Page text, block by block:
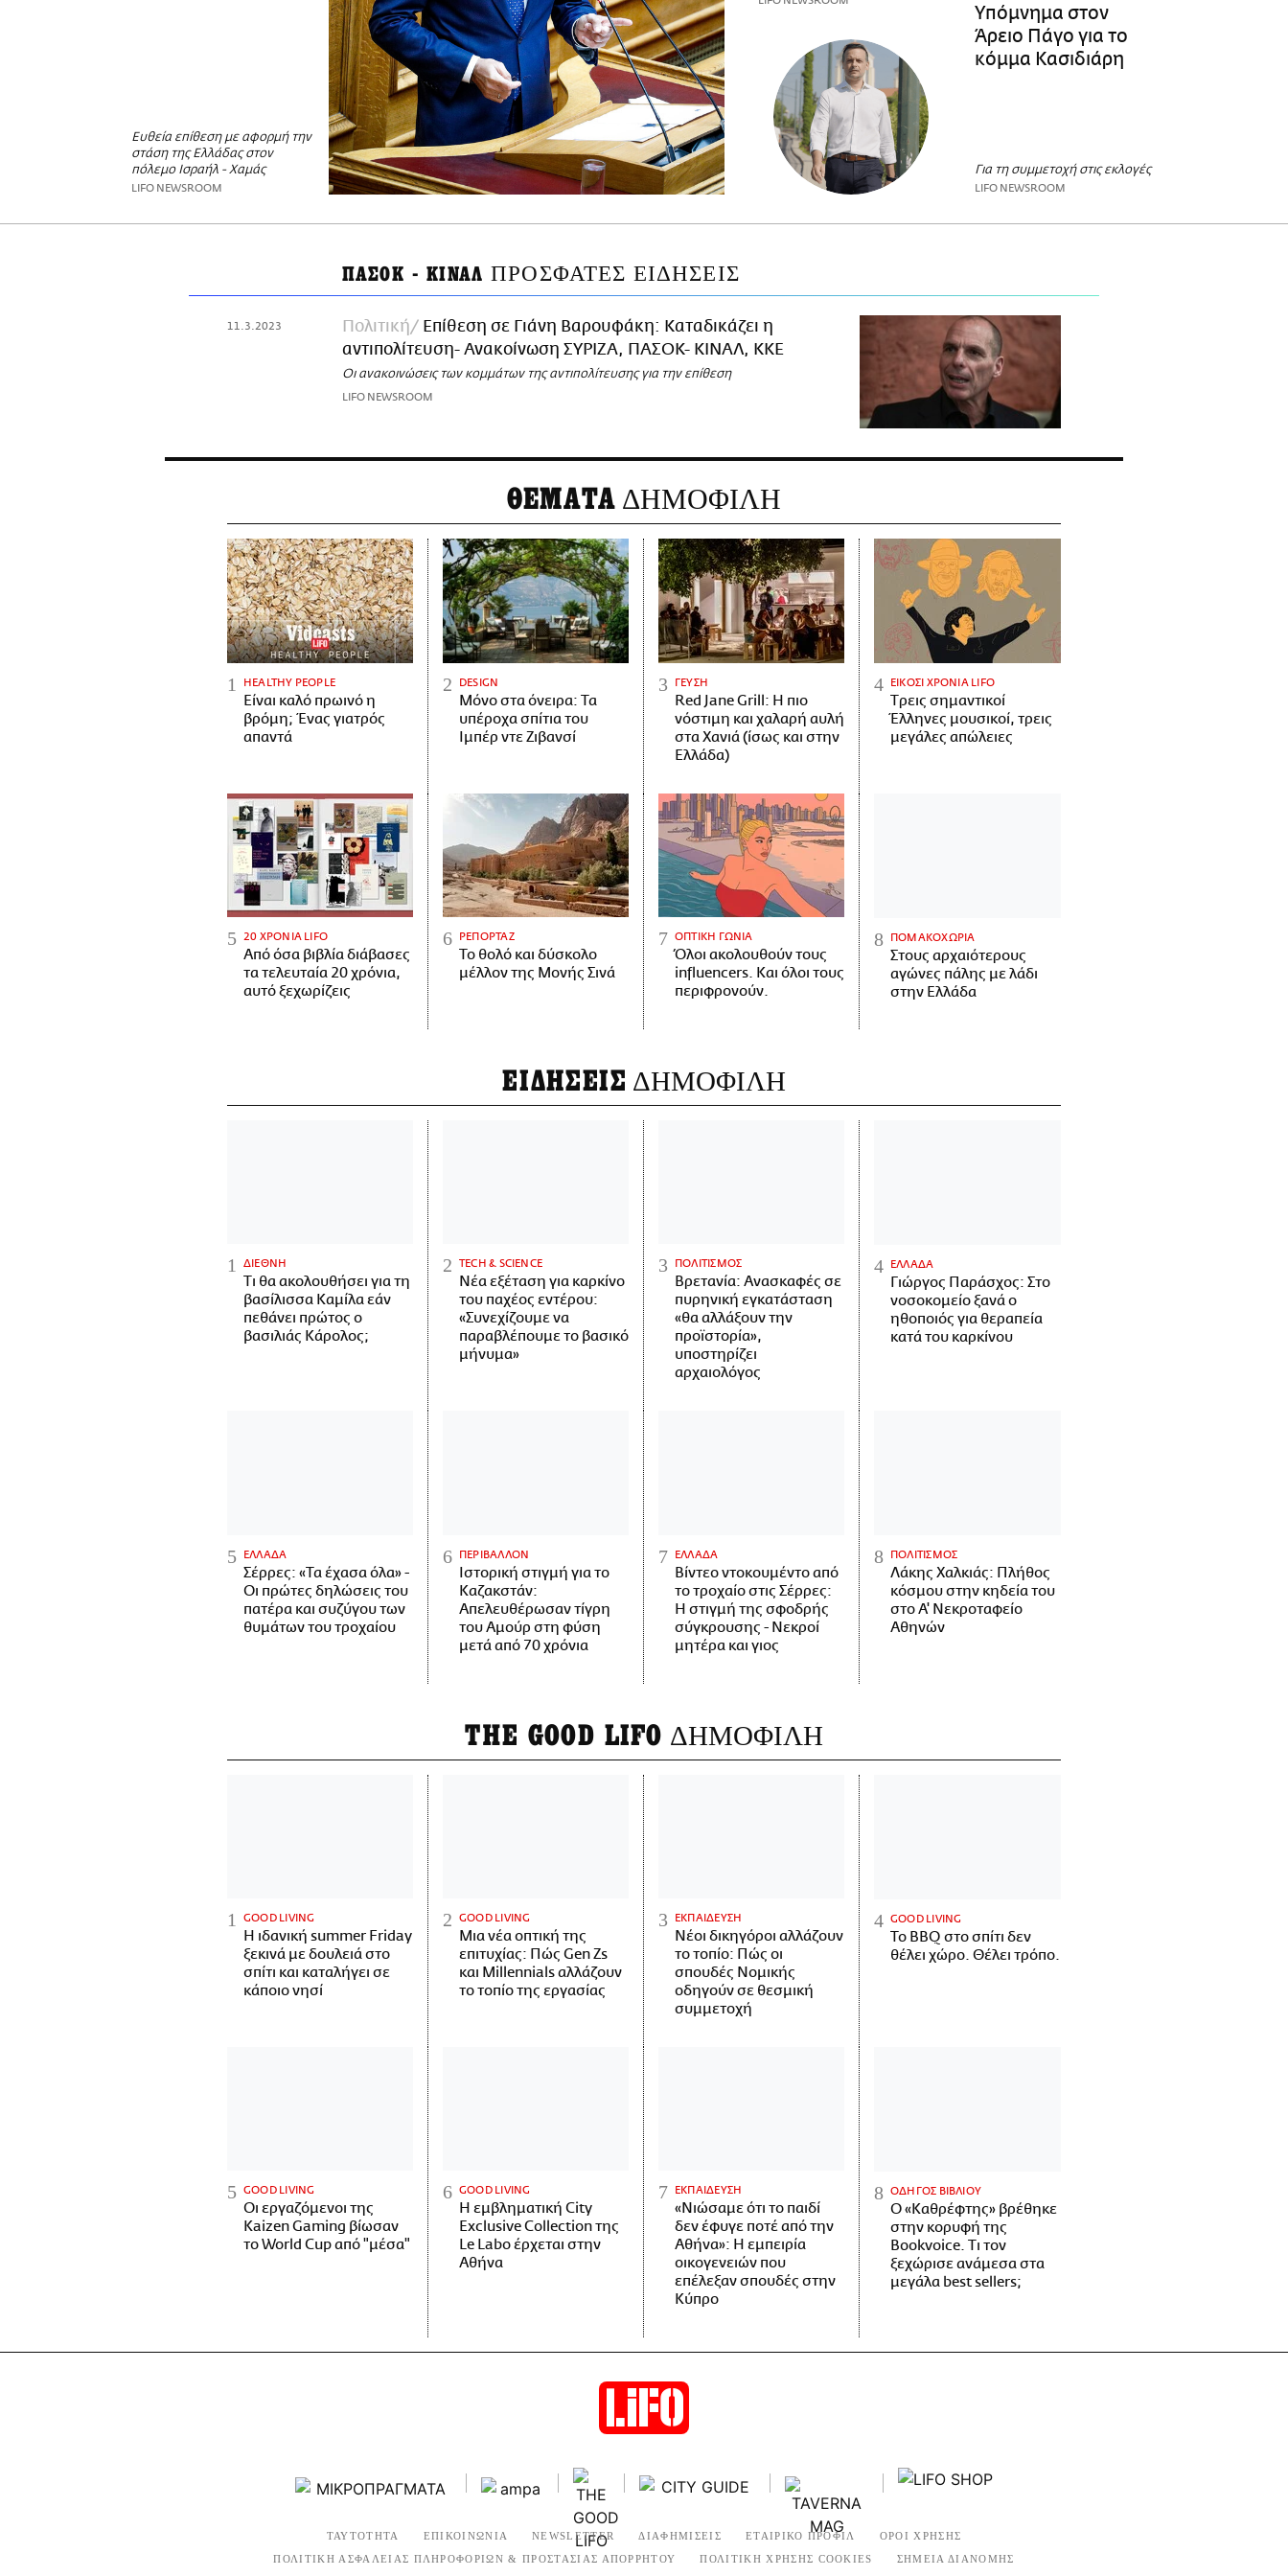
Ευθεία επίθεση με αφορμή την
στάση της Ελλάδας στον
πόλεμο Ισραήλ - Χαμάς
LIFO NEWSROOM
Υπόμνημα στον
Άρειο Πάγο για το
κόμμα Κασιδιάρη
Για τη συμμετοχή στις εκλογές
LIFO NEWSROOM
ΠΑΣΟΚ - ΚΙΝΑΛ ΠΡΟΣΦΑΤΕΣ ΕΙΔΗΣΕΙΣ
11.3.2023 Πολιτική
Επίθεση σε Γιάνη Βαρουφάκη: Καταδικάζει η
αντιπολίτευση- Ανακοίνωση ΣΥΡΙΖΑ, ΠΑΣΟΚ- ΚΙΝΑΛ, ΚΚΕ
Οι ανακοινώσεις των κομμάτων της αντιπολίτευσης για την επίθεση
LIFO NEWSROOM
ΘΕΜΑΤΑ ΔΗΜΟΦΙΛΗ
HEALTHY PEOPLE
Είναι καλό πρωινό η
βρόμη; Ένας γιατρός
απαντά
DESIGN
Μόνο στα όνειρα: Τα
υπέροχα σπίτια του
Ιμπέρ ντε Ζιβανσί
ΓΕΥΣΗ
Red Jane Grill: Η πιο
νόστιμη και χαλαρή αυλή
στα Χανιά (ίσως και στην
Ελλάδα)
ΕΙΚΟΣΙ ΧΡΟΝΙΑ LIFO
Tρεις σημαντικοί
Έλληνες μουσικοί, τρεις
μεγάλες απώλειες
20 ΧΡΟΝΙΑ LIFO
Από όσα βιβλία διάβασες
τα τελευταία 20 χρόνια,
αυτό ξεχωρίζεις
ΡΕΠΟΡΤΑΖ
Το θολό και δύσκολο
μέλλον της Μονής Σινά
ΟΠΤΙΚΗ ΓΩΝΙΑ
Όλοι ακολουθούν τους
influencers. Και όλοι τους
περιφρονούν.
ΠΟΜΑΚΟΧΩΡΙΑ
Στους αρχαιότερους
αγώνες πάλης με λάδι
στην Ελλάδα
ΕΙΔΗΣΕΙΣ ΔΗΜΟΦΙΛΗ
ΔΙΕΘΝΗ
Τι θα ακολουθήσει για τη
βασίλισσα Καμίλα εάν
πεθάνει πρώτος ο
βασιλιάς Κάρολος;
ΤECH & SCIENCE
Νέα εξέταση για καρκίνο
του παχέος εντέρου:
«Συνεχίζουμε να
παραβλέπουμε το βασικό
μήνυμα»
ΠΟΛΙΤΙΣΜΟΣ
Βρετανία: Ανασκαφές σε
πυρηνική εγκατάσταση
«θα αλλάξουν την
προϊστορία»,
υποστηρίζει
αρχαιολόγος
ΕΛΛΑΔΑ
Γιώργος Παράσχος: Στο
νοσοκομείο ξανά ο
ηθοποιός για θεραπεία
κατά του καρκίνου
ΕΛΛΑΔΑ
Σέρρες: «Τα έχασα όλα» -
Οι πρώτες δηλώσεις του
πατέρα και συζύγου των
θυμάτων του τροχαίου
ΠΕΡΙΒΑΛΛΟΝ
Ιστορική στιγμή για το
Καζακστάν:
Απελευθέρωσαν τίγρη
του Αμούρ στη φύση
μετά από 70 χρόνια
ΕΛΛΑΔΑ
Βίντεο ντοκουμέντο από
το τροχαίο στις Σέρρες:
Η στιγμή της σφοδρής
σύγκρουσης - Νεκροί
μητέρα και γιος
ΠΟΛΙΤΙΣΜΟΣ
Λάκης Χαλκιάς: Πλήθος
κόσμου στην κηδεία του
στο Α' Νεκροταφείο
Αθηνών
THE GOOD LIFO ΔΗΜΟΦΙΛΗ
GOOD LIVING
Η ιδανική summer Friday
ξεκινά με δουλειά στο
σπίτι και καταλήγει σε
κάποιο νησί
GOOD LIVING
Μια νέα οπτική της
επιτυχίας: Πώς Gen Zs
και Millennials αλλάζουν
το τοπίο της εργασίας
ΕΚΠΑΙΔΕΥΣΗ
Νέοι δικηγόροι αλλάζουν
το τοπίο: Πώς οι
σπουδές Νομικής
οδηγούν σε θεσμική
συμμετοχή
GOOD LIVING
Το BBQ στο σπίτι δεν
θέλει χώρο. Θέλει τρόπο.
GOOD LIVING
Οι εργαζόμενοι της
Kaizen Gaming βίωσαν
το World Cup από "μέσα"
GOOD LIVING
Η εμβληματική City
Exclusive Collection της
Le Labo έρχεται στην
Αθήνα
ΕΚΠΑΙΔΕΥΣΗ
«Νιώσαμε ότι το παιδί
δεν έφυγε ποτέ από την
Αθήνα»: Η εμπειρία
οικογενειών που
επέλεξαν σπουδές στην
Κύπρο
ΟΔΗΓΟΣ ΒΙΒΛΙΟΥ
Ο «Καθρέφτης» βρέθηκε
στην κορυφή της
Bookvoice. Τι τον
ξεχώρισε ανάμεσα στα
μεγάλα best sellers;
ΤΑΥΤΟΤΗΤΑ ΕΠΙΚΟΙΝΩΝΙΑ NEWSLETTER ΔΙΑΦΗΜΙΣΕΙΣ ΕΤΑΙΡΙΚΟ ΠΡΟΦΙΛ
ΟΡΟΙ ΧΡΗΣΗΣ
ΠΟΛΙΤΙΚΗ ΑΣΦΑΛΕΙΑΣ ΠΛΗΡΟΦΟΡΙΩΝ & ΠΡΟΣΤΑΣΙΑΣ ΑΠΟΡΡΗΤΟΥ
ΠΟΛΙΤΙΚΗ ΧΡΗΣΗΣ COOKIES ΣΗΜΕΙΑ ΔΙΑΝΟΜΗΣ